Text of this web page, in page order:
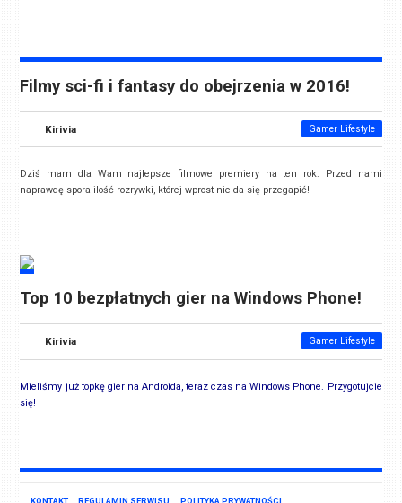
Filmy sci-fi i fantasy do obejrzenia w 2016!
Kirivia Gamer Lifestyle
Dziś mam dla Wam najlepsze filmowe premiery na ten rok. Przed nami
naprawdę spora ilość rozrywki, której wprost nie da się przegapić!
Top 10 bezpłatnych gier na Windows Phone!
Kirivia Gamer Lifestyle
Mieliśmy już topkę gier na Androida, teraz czas na Windows Phone. Przygotujcie
się!
KONTAKT REGULAMIN SERWISU POLITYKA PRYWATNOŚCI